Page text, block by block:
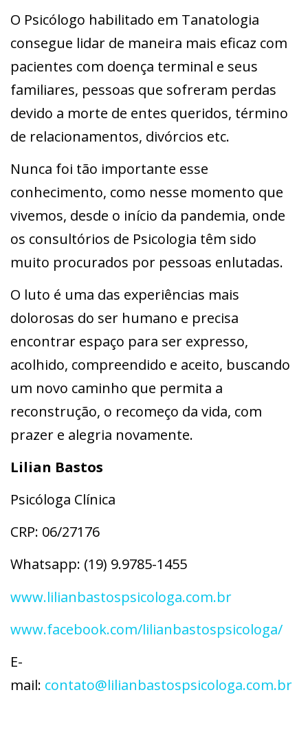
O Psicólogo habilitado em Tanatologia
consegue lidar de maneira mais eficaz com
pacientes com doença terminal e seus
familiares, pessoas que sofreram perdas
devido a morte de entes queridos, término
de relacionamentos, divórcios etc.
Nunca foi tão importante esse
conhecimento, como nesse momento que
vivemos, desde o início da pandemia, onde
os consultórios de Psicologia têm sido
muito procurados por pessoas enlutadas.
O luto é uma das experiências mais
dolorosas do ser humano e precisa
encontrar espaço para ser expresso,
acolhido, compreendido e aceito, buscando
um novo caminho que permita a
reconstrução, o recomeço da vida, com
prazer e alegria novamente.
Lilian Bastos
Psicóloga Clínica
CRP: 06/27176
Whatsapp: (19) 9.9785-1455
www.lilianbastospsicologa.com.br
www.facebook.com/lilianbastospsicologa/
E-
mail: contato@lilianbastospsicologa.com.br